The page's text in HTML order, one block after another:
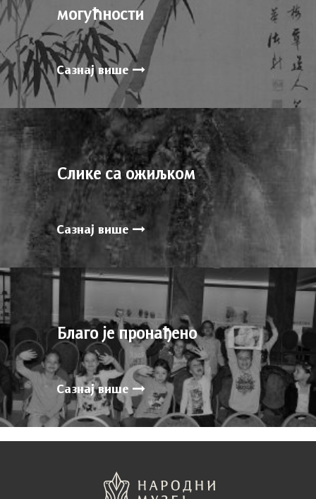
могућности
Сазнај више
Слике са ожиљком
Сазнај више
Благо је пронађено
Сазнај више